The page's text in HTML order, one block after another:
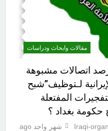
مقالات وابحاث ودراسات
اتصالات مشبوهة
لـتوظيف”شبح
المفتعلة
حكومة بغداد ؟
Iraqi-
شهر واحد ago